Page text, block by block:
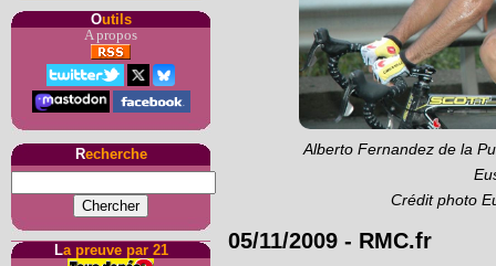
Outils
A propos
Recherche
La preuve par 21
Alberto Fernandez de la
Crédit photo
05/11/2009 - RMC.fr